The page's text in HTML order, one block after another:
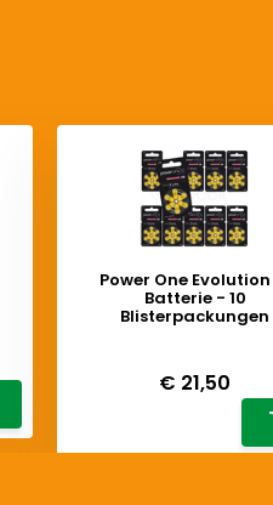
Power One Evolution
Batterie - 10
Blisterpackungen
€ 21,50